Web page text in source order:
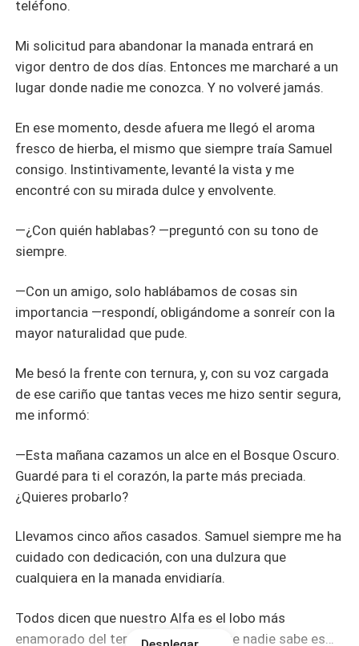
Samuel, ahora que Liliana ya es la Luna de la Manada
Rosa Blanca, ¿vas a seguir fingiendo con Anya? —No
puedo tener a Liliana, así que qué más da… Mientras
Anya esté a mi lado, ella no interferirá en la felicidad de
estaba entreabierta. Dentro encontré colgantes hechos a
mano con colmillos, cartas marcadas con la garra de
Liliana, y su armadura de escamas de plata… Cada
placa tenía un grabado: «Liliana, mi única luna. Mi lobo
felicidad que mereces, aunque deba pagar con mi alma.»
«Si el universo no te la da, yo te arrebataré cada parte de
tu dicha.» Cin
teléfono.
Mi solicitud para abandonar la manada entrará en
vigor dentro de dos días. Entonces me marcharé a un
lugar donde nadie me conozca. Y no volveré jamás.
En ese momento, desde afuera me llegó el aroma
fresco de hierba, el mismo que siempre traía Samuel
consigo. Instintivamente, levanté la vista y me
encontré con su mirada dulce y envolvente.
—¿Con quién hablabas? —preguntó con su tono de
siempre.
—Con un amigo, solo hablábamos de cosas sin
importancia —respondí, obligándome a sonreír con la
mayor naturalidad que pude.
Me besó la frente con ternura, y, con su voz cargada
de ese cariño que tantas veces me hizo sentir segura,
me informó:
—Esta mañana cazamos un alce en el Bosque Oscuro.
Guardé para ti el corazón, la parte más preciada.
¿Quieres probarlo?
Llevamos cinco años casados. Samuel siempre me ha
cuidado con dedicación, con una dulzura que
cualquiera en la manada envidiaría.
Todos dicen que nuestro Alfa es el lobo más
enamorado del territorio. Pero lo que nadie sabe es…